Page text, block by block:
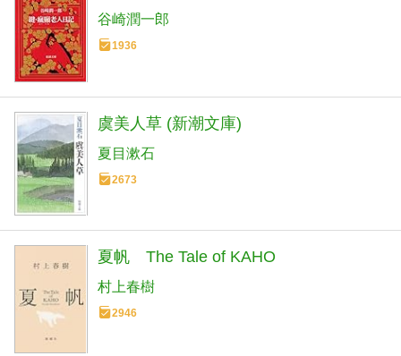
谷崎潤一郎
1936
虞美人草 (新潮文庫)
夏目漱石
2673
夏帆 The Tale of KAHO
村上春樹
2946